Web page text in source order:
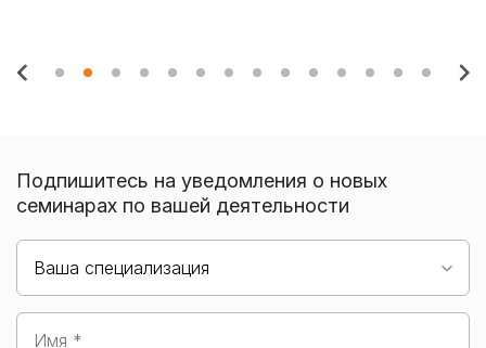
Подпишитесь на уведомления о новых
семинарах по вашей деятельности
Ваша специализация